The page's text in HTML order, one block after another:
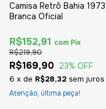
Camisa Retrô Bahia 1973
Branca Oficial
R$169,90
R$219,90
23% OFF
6 x de R$28,32 sem juros
R$152,91 com Pix
Atenção, última peça!